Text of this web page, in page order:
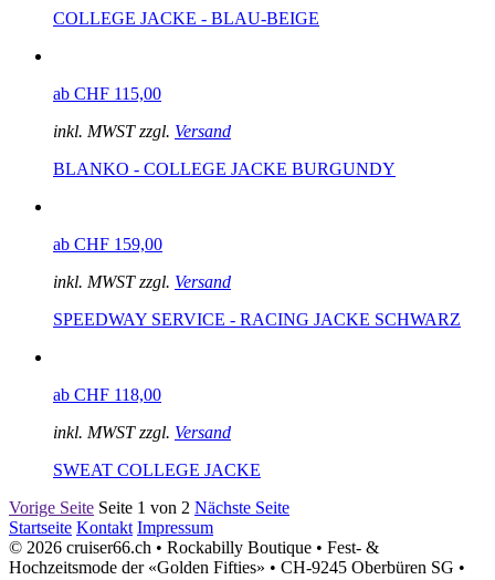
COLLEGE JACKE - BLAU-BEIGE
ab CHF 115,00
inkl. MWST zzgl. Versand
BLANKO - COLLEGE JACKE BURGUNDY
ab CHF 159,00
inkl. MWST zzgl. Versand
SPEEDWAY SERVICE - RACING JACKE SCHWARZ
ab CHF 118,00
inkl. MWST zzgl. Versand
SWEAT COLLEGE JACKE
Vorige Seite Seite 1 von 2 Nächste Seite
Startseite Kontakt Impressum
© 2026 cruiser66.ch • Rockabilly Boutique • Fest- &
Hochzeitsmode der «Golden Fifties» • CH-9245 Oberbüren SG •